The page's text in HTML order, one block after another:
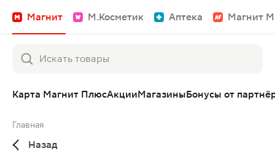
Магнит М.Косметик Аптека Магнит
Карта Магнит ПлюсАкцииМагазиныБонусы от
Главная
Назад